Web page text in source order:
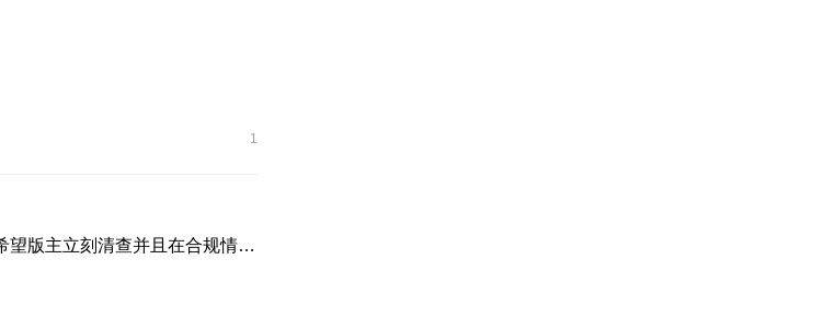
1
两个月一直发黑稿，论坛各个反馈贴被弄的混乱不堪，今天实在无语，再次希望版主立刻清查并且在合规情况下对此帐号 ...